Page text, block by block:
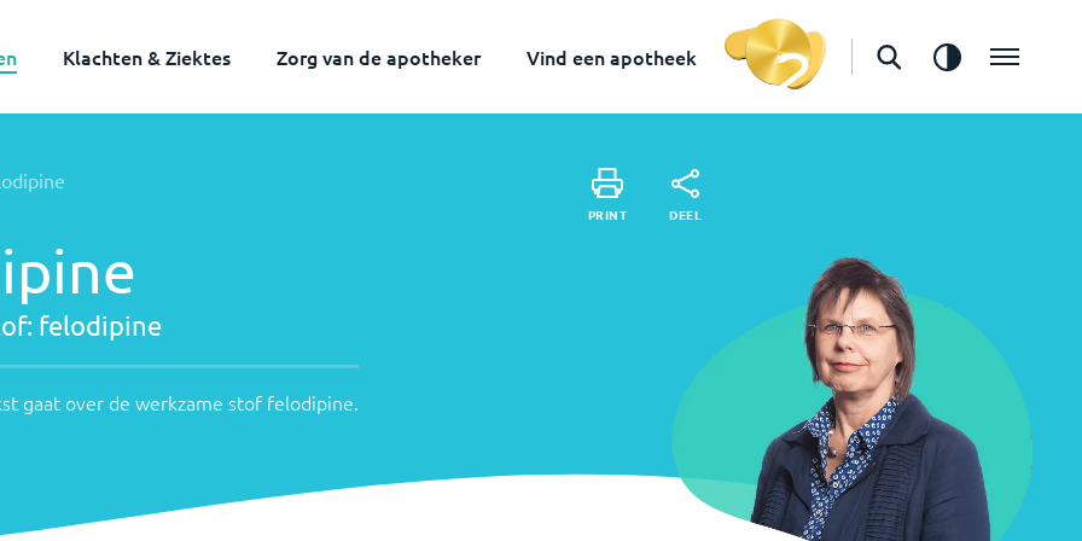
Klachten & Ziektes Zorg van de apotheker Vind een apotheek
Hoogeveen
Vind een apotheek
felodipine
gaat over de werkzame stof felodipine.
PRINT DEEL